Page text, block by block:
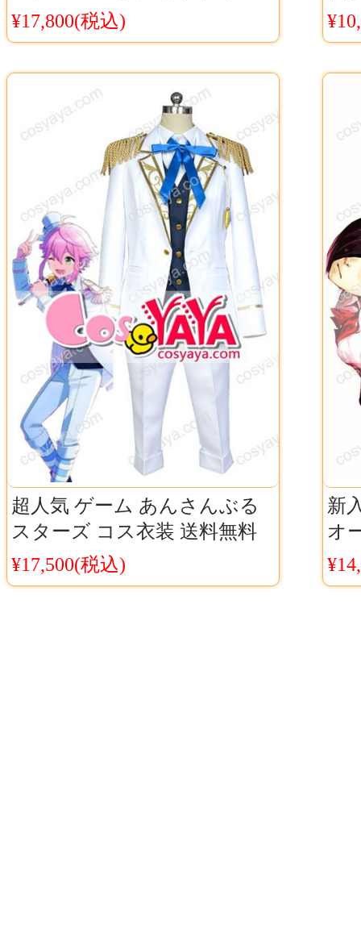
イスベール付き ダークソウル
3 コスプレ服 Cosyaya通販 送
料無料
¥17,800(税込)
超人気 ゲーム あんさんぶる
スターズ コス衣装 送料無料
姫宮 桃李 コスプレ衣装
¥17,500(税込)
新
オ
霧